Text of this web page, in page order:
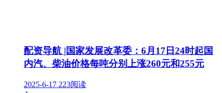
配资导航 |国家发展改革委：6月17日24时起国
内汽、柴油价格每吨分别上涨260元和255元
2025-6-17 223阅读